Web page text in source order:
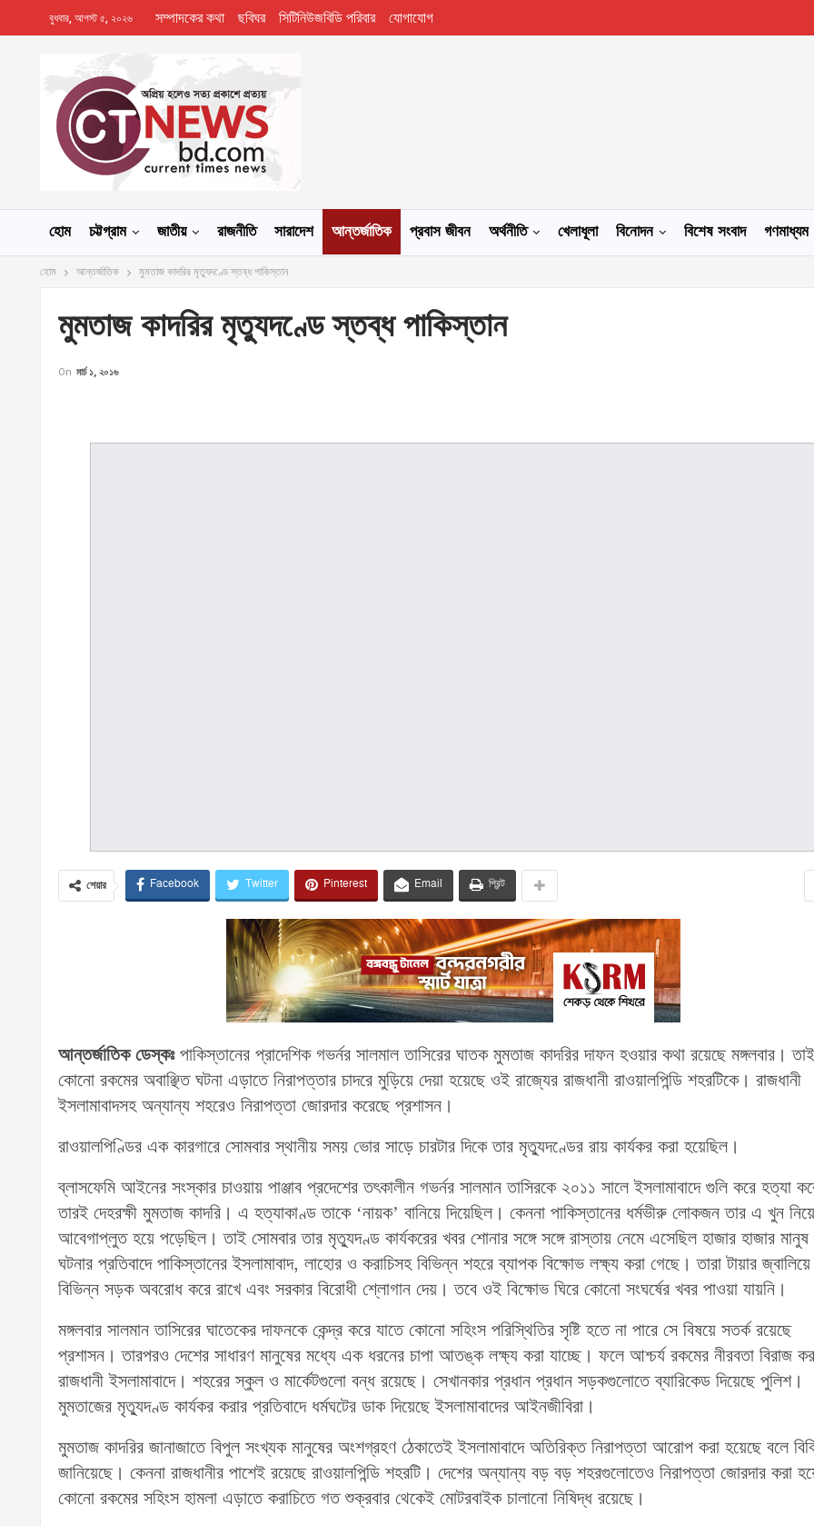
বুধবার, আগস্ট ৫, ২০২৬ সম্পাদকের কথা ছবিঘর সিটিনিউজবিডি পরিবার যোগাযোগ
হোম চট্টগ্রাম জাতীয় রাজনীতি সারাদেশ আন্তর্জাতিক প্রবাস জীবন অর্থনীতি খেলাধূলা বিনোদন বিশেষ সংবাদ গণমাধ্যম
হোম আন্তর্জাতিক মুমতাজ কাদরির মৃত্যুদণ্ডে স্তব্ধ পাকিস্তান
মুমতাজ কাদরির মৃত্যুদণ্ডে স্তব্ধ পাকিস্তান
On মার্চ ১, ২০১৬
শেয়ার Facebook Twitter Pinterest Email প্রিন্ট
আন্তর্জাতিক ডেস্কঃপাকিস্তানের প্রাদেশিক গভর্নর সালমাল তাসিরের ঘাতক মুমতাজ কাদরির দাফন হওয়ার কথা রয়েছে মঙ্গলবার। তাই
কোনো রকমের অবাঞ্ছিত ঘটনা এড়াতে নিরাপত্তার চাদরে মুড়িয়ে দেয়া হয়েছে ওই রাজ্যের রাজধানী রাওয়ালপিন্ডি শহরটিকে। রাজধানী
ইসলামাবাদসহ অন্যান্য শহরেও নিরাপত্তা জোরদার করেছে প্রশাসন।
রাওয়ালপিণ্ডির এক কারগারে সোমবার স্থানীয় সময় ভোর সাড়ে চারটার দিকে তার মৃত্যুদণ্ডের রায় কার্যকর করা হয়েছিল।
ব্লাসফেমি আইনের সংস্কার চাওয়ায় পাঞ্জাব প্রদেশের তৎকালীন গভর্নর সালমান তাসিরকে ২০১১ সালে ইসলামাবাদে গুলি করে হত্যা
তারই দেহরক্ষী মুমতাজ কাদরি। এ হত্যাকাণ্ড তাকে ‘নায়ক’ বানিয়ে দিয়েছিল। কেননা পাকিস্তানের ধর্মভীরু লোকজন তার এ খুন নিয়ে
আবেগাপ্লুত হয়ে পড়েছিল। তাই সোমবার তার মৃত্যুদণ্ড কার্যকরের খবর শোনার সঙ্গে সঙ্গে রাস্তায় নেমে এসেছিল হাজার হাজার
ঘটনার প্রতিবাদে পাকিস্তানের ইসলামাবাদ, লাহোর ও করাচিসহ বিভিন্ন শহরে ব্যাপক বিক্ষোভ লক্ষ্য করা গেছে। তারা টায়ার জ্বালিয়ে
বিভিন্ন সড়ক অবরোধ করে রাখে এবং সরকার বিরোধী শ্লোগান দেয়। তবে ওই বিক্ষোভ ঘিরে কোনো সংঘর্ষের খবর পাওয়া যায়নি।
মঙ্গলবার সালমান তাসিরের ঘাতেকের দাফনকে কেন্দ্র করে যাতে কোনো সহিংস পরিস্থিতির সৃষ্টি হতে না পারে সে বিষয়ে সতর্ক রয়েছে
প্রশাসন। তারপরও দেশের সাধারণ মানুষের মধ্যে এক ধরনের চাপা আতঙ্ক লক্ষ্য করা যাচ্ছে। ফলে আশ্চর্য রকমের নীরবতা বিরাজ
রাজধানী ইসলামাবাদে। শহরের স্কুল ও মার্কেটগুলো বন্ধ রয়েছে। সেখানকার প্রধান প্রধান সড়কগুলোতে ব্যারিকেড দিয়েছে পুলিশ।
মুমতাজের মৃত্যুদণ্ড কার্যকর করার প্রতিবাদে ধর্মঘটের ডাক দিয়েছে ইসলামাবাদের আইনজীবিরা।
মুমতাজ কাদরির জানাজাতে বিপুল সংখ্যক মানুষের অংশগ্রহণ ঠেকাতেই ইসলামাবাদে অতিরিক্ত নিরাপত্তা আরোপ করা হয়েছে বলে
জানিয়েছে। কেননা রাজধানীর পাশেই রয়েছে রাওয়ালপিন্ডি শহরটি। দেশের অন্যান্য বড় বড় শহরগুলোতেও নিরাপত্তা জোরদার করা
কোনো রকমের সহিংস হামলা এড়াতে করাচিতে গত শুক্রবার থেকেই মোটরবাইক চালানো নিষিদ্ধ রয়েছে।